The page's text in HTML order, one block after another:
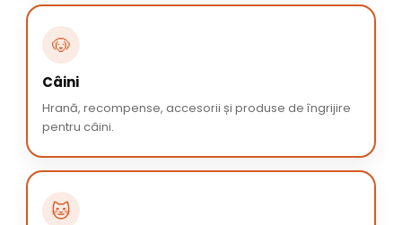
🐶
Câini
Hrană, recompense, accesorii și produse de îngrijire
pentru câini.
🐱